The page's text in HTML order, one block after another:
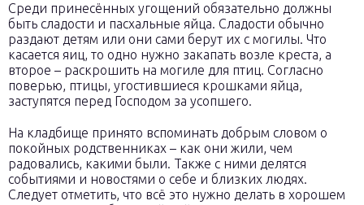
Среди принесённых угощений обязательно должны
быть сладости и пасхальные яйца. Сладости обычно
раздают детям или они сами берут их с могилы. Что
касается яиц, то одно нужно закапать возле креста, а
второе – раскрошить на могиле для птиц. Согласно
поверью, птицы, угостившиеся крошками яйца,
заступятся перед Господом за усопшего.
На кладбище принято вспоминать добрым словом о
покойных родственниках – как они жили, чем
радовались, какими были. Также с ними делятся
событиями и новостями о себе и близких людях.
Следует отметить, что всё это нужно делать в хорошем